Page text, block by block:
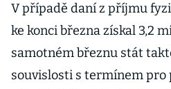
V případě daní z příjmu
ke konci března získal 3,2
samotném březnu stát
souvislosti s termínem pro